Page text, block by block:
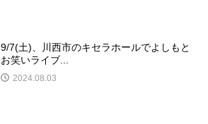
9/7(土)、川西市のキセラホールでよしもと
お笑いライブ...
2024.08.03